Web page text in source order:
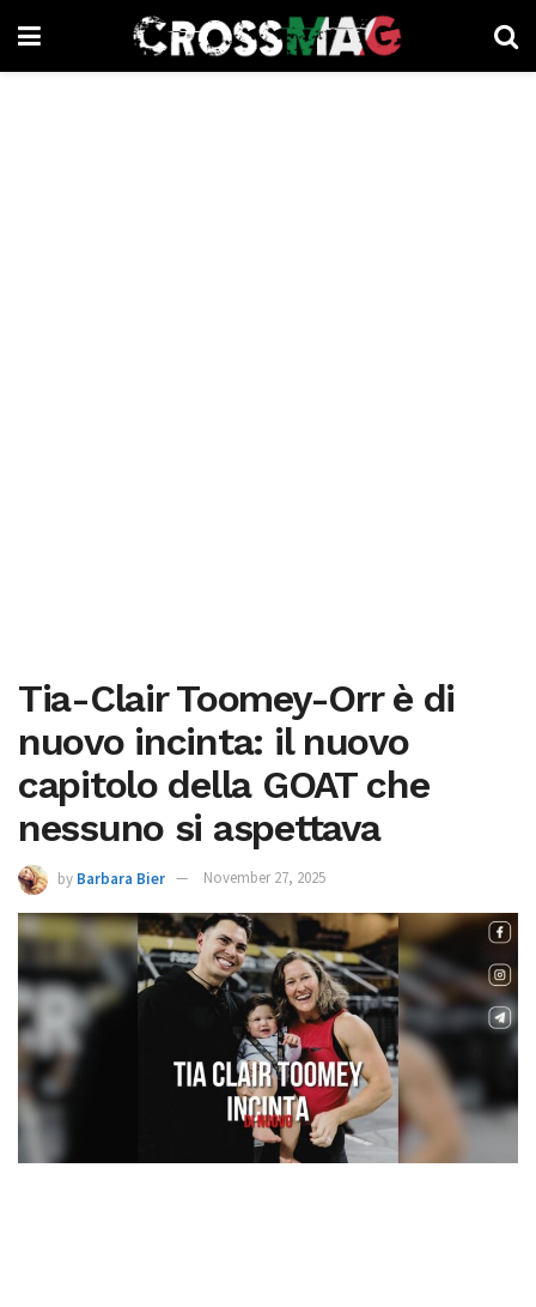
Tia-Clair Toomey-Orr è di
nuovo incinta: il nuovo
capitolo della GOAT che
nessuno si aspettava
by Barbara Bier November 27, 2025